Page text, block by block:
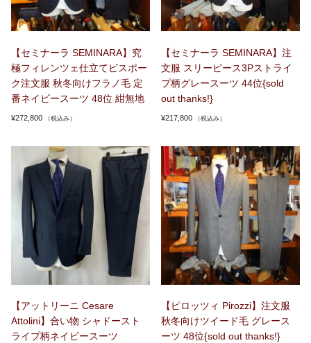
【セミナーラ SEMINARA】究
極フィレンツェ仕立てビスポー
ク注文服 秋冬向けフラノ毛 定
番ネイビースーツ 48位 紺無地
¥272,800 （税込み）
【セミナーラ SEMINARA】注
文服 スリーピース3Pストライ
プ柄グレースーツ 44位{sold
out thanks!}
¥217,800 （税込み）
【アットリーニ Cesare
Attolini】合い物 シャドースト
ライプ柄ネイビースーツ
【ピロッツィ Pirozzi】注文服
秋冬向けツイード毛 グレース
ーツ 48位{sold out thanks!}